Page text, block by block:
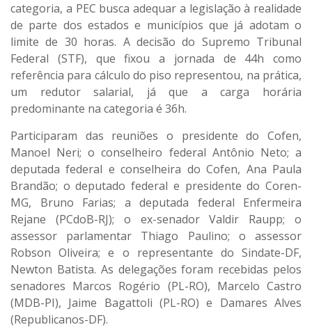
categoria, a PEC busca adequar a legislação à realidade
de parte dos estados e municípios que já adotam o
limite de 30 horas. A decisão do Supremo Tribunal
Federal (STF), que fixou a jornada de 44h como
referência para cálculo do piso representou, na prática,
um redutor salarial, já que a carga horária
predominante na categoria é 36h.
Participaram das reuniões o presidente do Cofen,
Manoel Neri; o conselheiro federal Antônio Neto; a
deputada federal e conselheira do Cofen, Ana Paula
Brandão; o deputado federal e presidente do Coren-
MG, Bruno Farias; a deputada federal Enfermeira
Rejane (PCdoB-RJ); o ex-senador Valdir Raupp; o
assessor parlamentar Thiago Paulino; o assessor
Robson Oliveira; e o representante do Sindate-DF,
Newton Batista. As delegações foram recebidas pelos
senadores Marcos Rogério (PL-RO), Marcelo Castro
(MDB-PI), Jaime Bagattoli (PL-RO) e Damares Alves
(Republicanos-DF).